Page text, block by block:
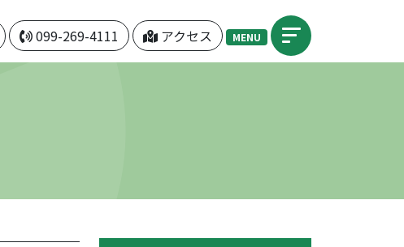
099-269-4111 アクセス MENU